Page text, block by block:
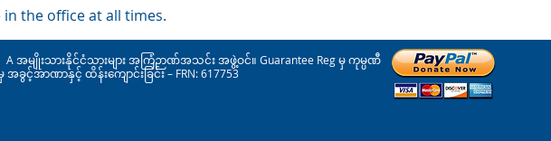
the office at all times.
မျိုးသားနိုင်ငံသားများ အကြံဉာဏ်အသင်း အဖွဲ့ဝင်။ Guarantee Reg မှ ကုမ္ပဏီ
ာဏာနှင့် ထိန်းကျောင်းခြင်း – FRN: 617753